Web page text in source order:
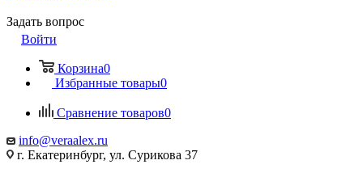
Задать вопрос
Войти
Корзина0
Избранные товары0
Сравнение товаров0
info@veraalex.ru
г. Екатеринбург, ул. Сурикова 37